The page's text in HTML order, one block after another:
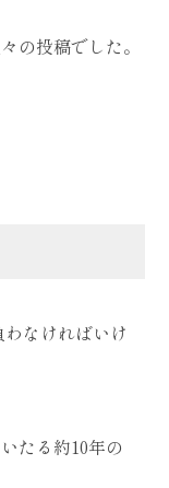
の投稿でした。
なければいけ
たる約10年の